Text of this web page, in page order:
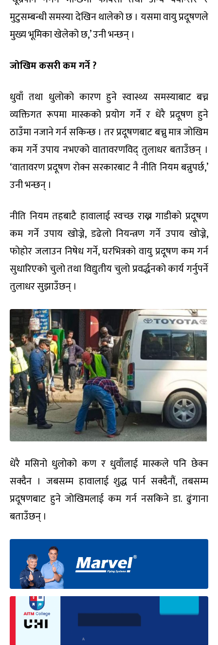
मुटुसम्बन्धी समस्या देखिन थालेको छ । यसमा वायु प्रदूषणले
मुख्य भूमिका खेलेको छ,’ उनी भन्छन् ।
जोखिम कसरी कम गर्ने ?
धुवाँ तथा धुलोको कारण हुने स्वास्थ्य समस्याबाट बच्न
व्यक्तिगत रूपमा मास्कको प्रयोग गर्ने र धेरै प्रदूषण हुने
ठाउँमा नजाने गर्न सकिन्छ । तर प्रदूषणबाट बच्नु मात्र जोखिम
कम गर्ने उपाय नभएको वातावरणविद् तुलाधर बताउँछन् ।
‘वातावरण प्रदूषण रोक्न सरकारबाट नै नीति नियम बन्नुपर्छ,’
उनी भन्छन् ।
नीति नियम तहबाटै हावालाई स्वच्छ राख्न गाडीको प्रदूषण
कम गर्ने उपाय खोज्ने, डढेलो नियन्त्रण गर्ने उपाय खोज्ने,
फोहोर जलाउन निषेध गर्ने, घरभित्रको वायु प्रदूषण कम गर्न
सुधारिएको चुलो तथा विद्युतीय चुलो प्रवर्द्धनको कार्य गर्नुपर्ने
तुलाधर सुझाउँछन् ।
धेरै मसिनो धुलोको कण र धुवाँलाई मास्कले पनि छेक्न
सक्दैन । जबसम्म हावालाई शुद्ध पार्न सक्दैनौं, तबसम्म
प्रदूषणबाट हुने जोखिमलाई कम गर्न नसकिने डा. ढुंगाना
बताउँछन् ।